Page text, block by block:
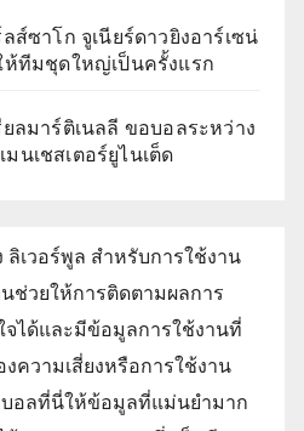
ส์ซาโก จูเนียร์ดาวยิงอาร์เซน่
ห้ทีมชุดใหญ่เป็นครั้งแรก
ลมาร์ติเนลลี ขอบอลระหว่าง
นเชสเตอร์ยูไนเต็ด
เวอร์พูล สำหรับการใช้งาน
ช่วยให้การติดตามผลการ
ได้และมีข้อมูลการใช้งานที่
งความเสี่ยงหรือการใช้งาน
บอลที่นี่ให้ข้อมูลที่แม่นยำมาก